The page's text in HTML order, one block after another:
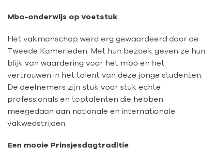
Mbo-onderwijs op voetstuk
Het vakmanschap werd erg gewaardeerd door de
Tweede Kamerleden. Met hun bezoek geven ze hun
blijk van waardering voor het mbo en het
vertrouwen in het talent van deze jonge studenten.
De deelnemers zijn stuk voor stuk echte
professionals en toptalenten die hebben
meegedaan aan nationale en internationale
vakwedstrijden.
Een mooie Prinsjesdagtraditie